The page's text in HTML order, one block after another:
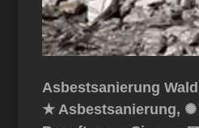
Asbestsanierung
★ Asbestsanierung, ✺